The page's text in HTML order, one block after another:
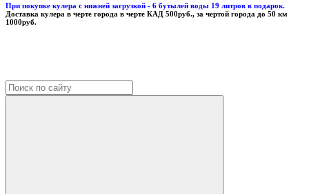
При покупке кулера с нижней загрузкой - 6 бутылей воды 19 литров в подарок.
Доставка кулера в черте города в черте КАД 500руб., за чертой города до 50 км
1000руб.